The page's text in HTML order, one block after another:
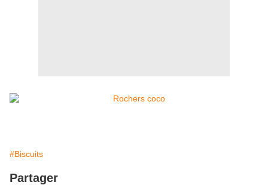
#Biscuits
Partager